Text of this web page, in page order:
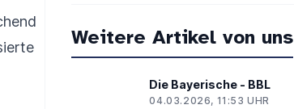
Weitere Artikel von uns
Die Bayerische - BBL
04.03.2026, 11:53 UHR